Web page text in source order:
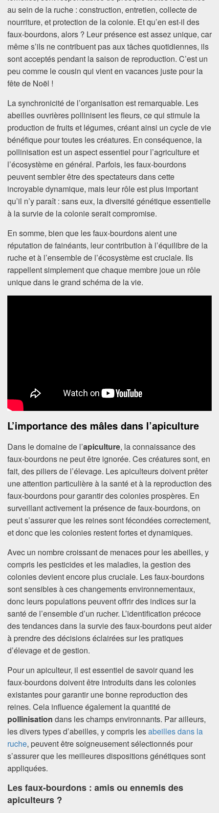
au sein de la ruche : construction, entretien, collecte de
nourriture, et protection de la colonie. Et qu’en est-il des
faux-bourdons, alors ? Leur présence est assez unique, car
même s’ils ne contribuent pas aux tâches quotidiennes, ils
sont acceptés pendant la saison de reproduction. C’est un
peu comme le cousin qui vient en vacances juste pour la
fête de Noël !
La synchronicité de l’organisation est remarquable. Les
abeilles ouvrières pollinisent les fleurs, ce qui stimule la
production de fruits et légumes, créant ainsi un cycle de vie
bénéfique pour toutes les créatures. En conséquence, la
pollinisation est un aspect essentiel pour l’agriculture et
l’écosystème en général. Parfois, les faux-bourdons
peuvent sembler être des spectateurs dans cette
incroyable dynamique, mais leur rôle est plus important
qu’il n’y paraît : sans eux, la diversité génétique essentielle
à la survie de la colonie serait compromise.
En somme, bien que les faux-bourdons aient une
réputation de fainéants, leur contribution à l’équilibre de la
ruche et à l’ensemble de l’écosystème est cruciale. Ils
rappellent simplement que chaque membre joue un rôle
unique dans le grand schéma de la vie.
L’importance des mâles dans l’apiculture
Dans le domaine de l’apiculture, la connaissance des
faux-bourdons ne peut être ignorée. Ces créatures sont, en
fait, des piliers de l’élevage. Les apiculteurs doivent prêter
une attention particulière à la santé et à la reproduction des
faux-bourdons pour garantir des colonies prospères. En
surveillant activement la présence de faux-bourdons, on
peut s’assurer que les reines sont fécondées correctement,
et donc que les colonies restent fortes et dynamiques.
Avec un nombre croissant de menaces pour les abeilles, y
compris les pesticides et les maladies, la gestion des
colonies devient encore plus cruciale. Les faux-bourdons
sont sensibles à ces changements environnementaux,
donc leurs populations peuvent offrir des indices sur la
santé de l’ensemble d’un rucher. L’identification précoce
des tendances dans la survie des faux-bourdons peut aider
à prendre des décisions éclairées sur les pratiques
d’élevage et de gestion.
Pour un apiculteur, il est essentiel de savoir quand les
faux-bourdons doivent être introduits dans les colonies
existantes pour garantir une bonne reproduction des
reines. Cela influence également la quantité de
pollinisation dans les champs environnants. Par ailleurs,
les divers types d’abeilles, y compris lesabeilles dans la
ruche, peuvent être soigneusement sélectionnés pour
s’assurer que les meilleures dispositions génétiques sont
appliquées.
Les faux-bourdons : amis ou ennemis des
apiculteurs ?